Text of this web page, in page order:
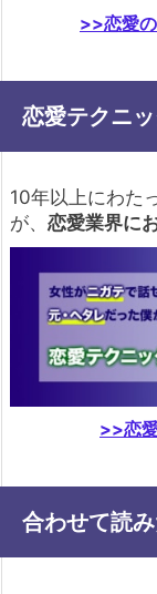
>>恋愛
恋愛テクニ
10年以上にわた
が、 恋愛業界に
>>恋
合わせて読